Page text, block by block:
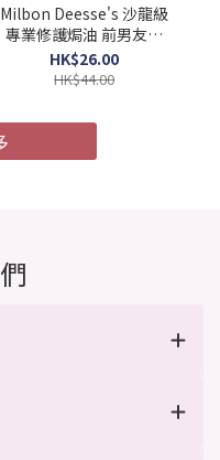
Milbon Deesse's 沙龍級
專業修護焗油 前男友髮
膜 MU4X 極度受損 9g x 4
支/盒 (Barcode:
HK$26.00
HK$44.00